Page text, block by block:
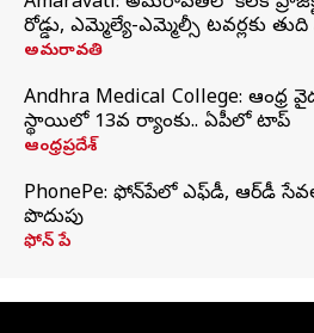
రోడ్డు, ఎమ్మెల్యే-ఎమ్మెల్సీ టవర్లకు
అమరావతి
Andhra Medical College:
స్థాయిలో 13వ ర్యాంకు.. ఏపీలో టాప్
ఆంధ్రప్రదేశ్
PhonePe: ఫోన్‌పేలో ఎఫ్‌డీ, ఆర్‌డీ
పొదుపు
ఫోన్‌ పే